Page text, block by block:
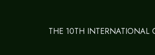
THE 10TH INTERNATIONAL